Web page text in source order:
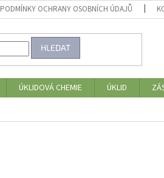
PODMÍNKY OCHRANY OSOBNÍCH ÚDAJŮ
HLEDAT
ÚKLIDOVÁ CHEMIE ÚKLID